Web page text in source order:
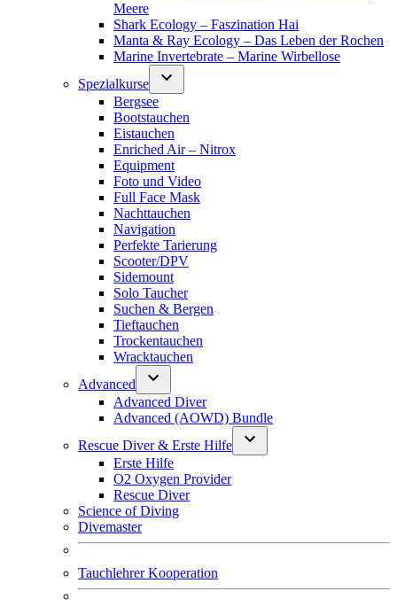
Meere
Shark Ecology – Faszination Hai
Manta & Ray Ecology – Das Leben der Rochen
Marine Invertebrate – Marine Wirbellose
Spezialkurse
Bergsee
Bootstauchen
Eistauchen
Enriched Air – Nitrox
Equipment
Foto und Video
Full Face Mask
Nachttauchen
Navigation
Perfekte Tarierung
Scooter/DPV
Sidemount
Solo Taucher
Suchen & Bergen
Tieftauchen
Trockentauchen
Wracktauchen
Advanced
Advanced Diver
Advanced (AOWD) Bundle
Rescue Diver & Erste Hilfe
Erste Hilfe
O2 Oxygen Provider
Rescue Diver
Science of Diving
Divemaster
Tauchlehrer Kooperation